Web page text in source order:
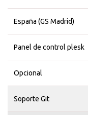
España (GS Madrid)
Panel de control plesk
Opcional
Soporte Git